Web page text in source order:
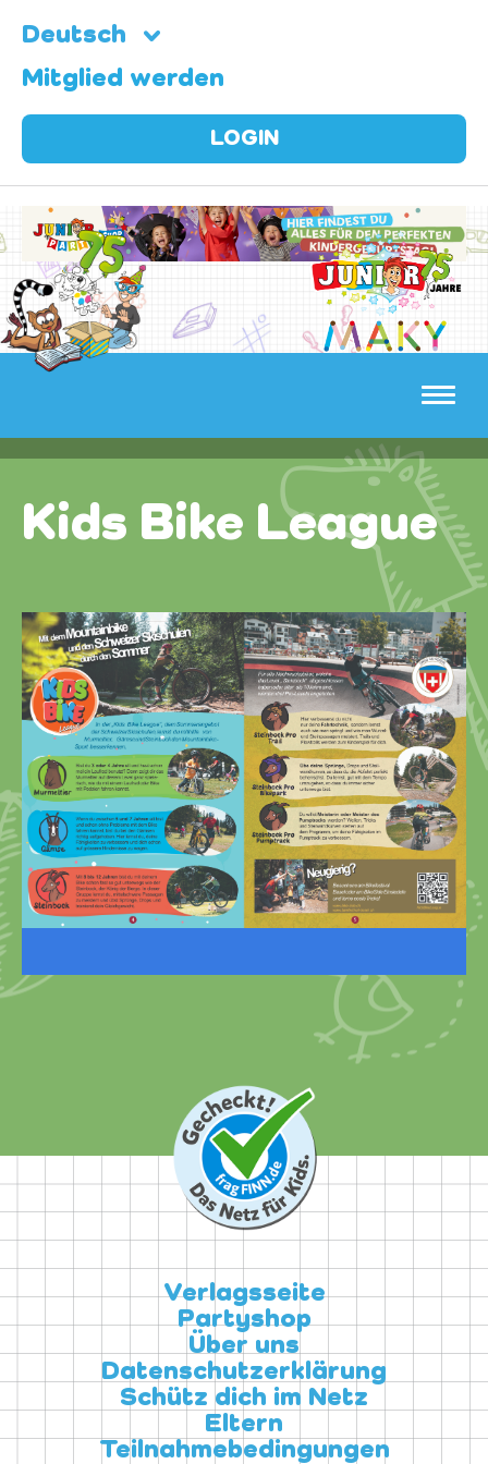
Deutsch
Mitglied werden
LOGIN
Kids Bike League
Verlagsseite
Partyshop
Über uns
Datenschutzerklärung
Schütz dich im Netz
Eltern
Teilnahmebedingungen